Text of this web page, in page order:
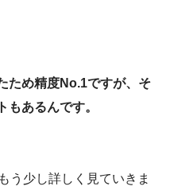
ため精度No.1ですが、そ
もあるんです。
う少し詳しく見ていきま